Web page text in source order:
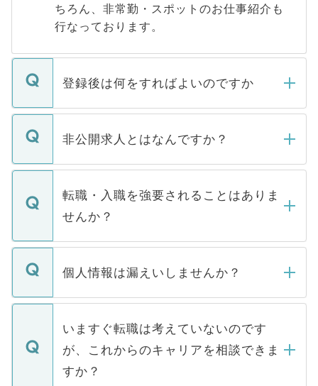
ちろん、非常勤・スポットのお仕事紹介も
行なっております。
登録後は何をすればよいのですか
ご登録いただきましたら、弊社担当者がご
登録内容を確認し、その後メールもしくは
ます。通常、5営業日以内にはご連絡をせて
いただきますので、しばらくお待ちくださ
い。
非公開求人とはなんですか？
マイナビDOCTORで取り扱っている求人の
うち約3割は、Webサイトからご覧いただ
けない「非公開求人」です。非公開求人は
下記の理由によって、一般には公開してい
ません。
■応募殺到を避けるため 人気のある医療機
関を公にしてしまうと、応募が殺到する場
に、医療機関が求める条件に合った人材の
みを人材紹介会社に依頼するケースが増え
ています。
転職・入職を強要されることはありま
せんか？
転職・入職を強要することは一切ありませ
ん。また、仮に応募先から内定をいただい
定を承諾する必要はありません。内定先へ
の辞退の連絡はキャリアパートナーが行い
ますので、ご安心ください。
個人情報は漏えいしませんか？
個人情報が漏えいすることはありませんの
で、ご安心ください。当サイトからの登録
などで収集したご登録者様の個人情報は、
ご本人のキャリアアップおよび転職活動の
支援を目的に使用いたします。お預かりし
いますぐ転職は考えていないのです
が、これからのキャリアを相談できま
すか？